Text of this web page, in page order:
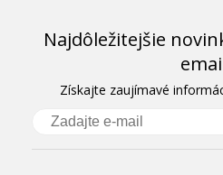
Najdôležitejšie
Získajte zaujímavé